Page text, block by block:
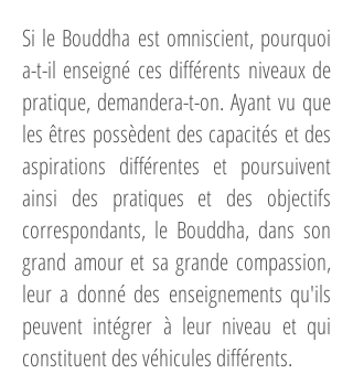
Si le Bouddha est omniscient, pourquoi
a-t-il enseigné ces différents niveaux de
pratique, demandera-t-on. Ayant vu que
les êtres possèdent des capacités et des
aspirations différentes et poursuivent
ainsi des pratiques et des objectifs
correspondants, le Bouddha, dans son
grand amour et sa grande compassion,
leur a donné des enseignements qu'ils
peuvent intégrer à leur niveau et qui
constituent des véhicules différents.